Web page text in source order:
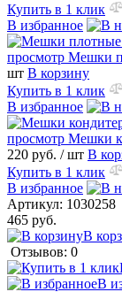
Купить в 1 клик
В избранное
просмотр Мешки
шт В корзину
Купить в 1 клик
В избранное
просмотр Мешки
220 руб. / шт В
Купить в 1 клик
В избранное
Артикул: 1030258
465 руб.
В
Отзывов: 0
В